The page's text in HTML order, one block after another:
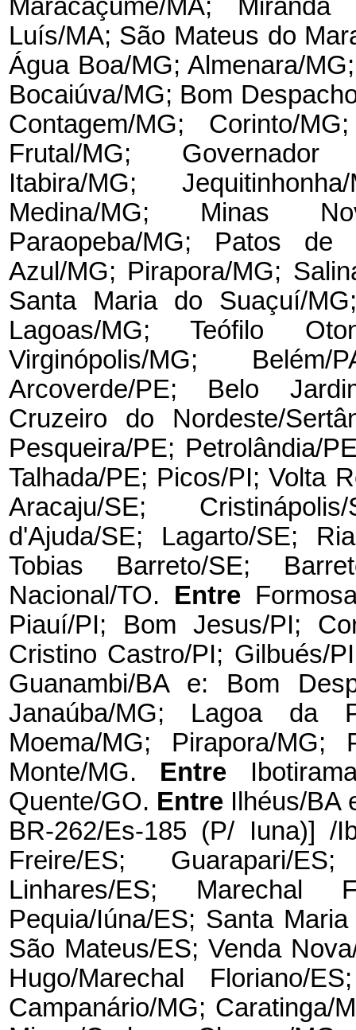
Maracaçumé/MA;
Luís/MA; São Mateus do
Água Boa/MG; Almenara/
Bocaiúva/MG; Bom
Contagem/MG; Corinto/
Frutal/MG; Governador
Itabira/MG;
Medina/MG; Minas
Paraopeba/MG; Patos de
Azul/MG; Pirapora/MG;
Santa Maria do Suaçuí/
Lagoas/MG; Teófilo
Virginópolis/MG;
Arcoverde/PE; Belo
Cruzeiro do Nordeste/
Pesqueira/PE; Petrolândia/
Talhada/PE; Picos/PI; Volta
Aracaju/SE;
d'Ajuda/SE; Lagarto/SE;
Tobias Barreto/SE;
Nacional/TO. Entre
Piauí/PI; Bom Jesus/PI;
Cristino Castro/PI; Gilbués/
Guanambi/BA e: Bom
Janaúba/MG; Lagoa da
Moema/MG; Pirapora/
Monte/MG. Entre
Quente/GO. Entre Ilhéus/BA
BR-262/Es-185 (P/ Iuna)] /
Freire/ES; Guarapari/
Linhares/ES; Marechal
Pequia/Iúna/ES; Santa
São Mateus/ES; Venda
Hugo/Marechal Floriano/
Campanário/MG; Caratinga/